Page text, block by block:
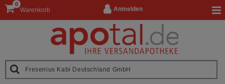
Anmelden
Warenkorb
0